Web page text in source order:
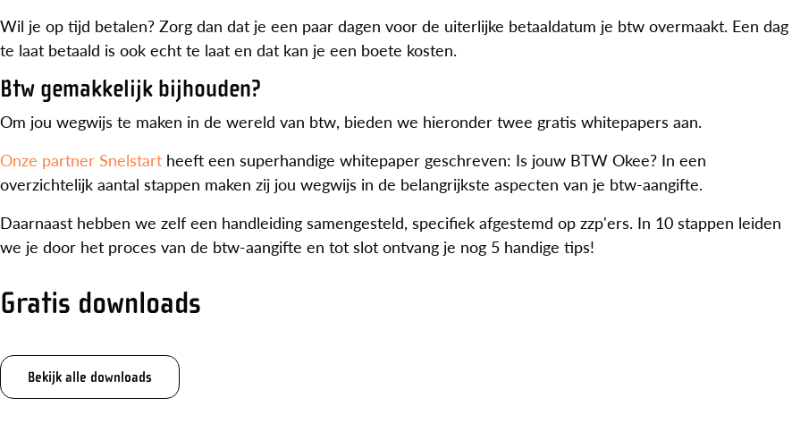
Wil je op tijd betalen? Zorg dan dat je een paar dagen voor de uiterlijke betaaldatum je btw overmaakt. Een dag
te laat betaald is ook echt te laat en dat kan je een boete kosten.
Btw gemakkelijk bijhouden?
Om jou wegwijs te maken in de wereld van btw, bieden we hieronder twee gratis whitepapers aan.
Onze partner Snelstart heeft een superhandige whitepaper geschreven: Is jouw BTW Okee? In een
overzichtelijk aantal stappen maken zij jou wegwijs in de belangrijkste aspecten van je btw-aangifte.
Daarnaast hebben we zelf een handleiding samengesteld, specifiek afgestemd op zzp'ers. In 10 stappen leiden
we je door het proces van de btw-aangifte en tot slot ontvang je nog 5 handige tips!
Gratis downloads
Bekijk alle downloads